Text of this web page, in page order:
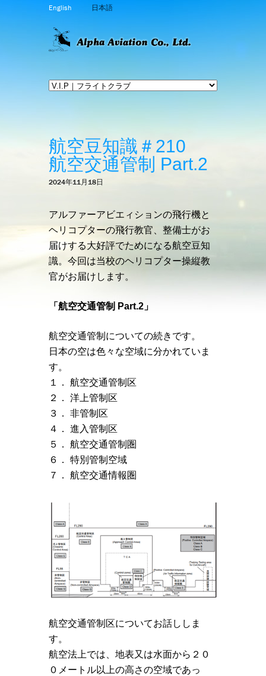
English 日本語
航空豆知識＃210
航空交通管制 Part.2
2024年11月18日
アルファーアビエィションの飛行機と
ヘリコプターの飛行教官、整備士がお
届けする大好評でためになる航空豆知
識。今回は当校のヘリコプター操縦教
官がお届けします。
「航空交通管制 Part.2」
航空交通管制についての続きです。
日本の空は色々な空域に分かれていま
す。
１． 航空交通管制区
２． 洋上管制区
３． 非管制区
４． 進入管制区
５． 航空交通管制圏
６． 特別管制空域
７． 航空交通情報圏
航空交通管制区についてお話ししま
す。
航空法上では、地表又は水面から２０
０メートル以上の高さの空域であっ